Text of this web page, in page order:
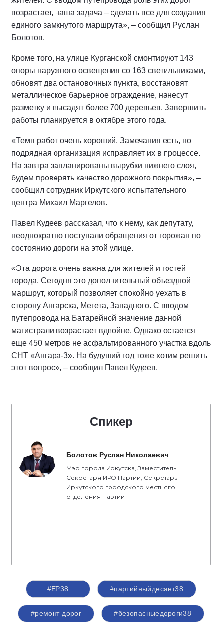
возрастает, наша задача – сделать все для создания
единого замкнутого маршрута», – сообщил Руслан
Болотов.
Кроме того, на улице Курганской смонтируют 143
опоры наружного освещения со 163 светильниками,
обновят два остановочных пункта, восстановят
металлическое барьерное ограждение, нанесут
разметку и высадят более 700 деревьев. Завершить
работы планируется в октябре этого года.
«Темп работ очень хороший. Замечания есть, но
подрядная организация исправляет их в процессе.
На завтра запланированы вырубки нижнего слоя,
будем проверять качество дорожного покрытия», –
сообщил сотрудник Иркутского испытательного
центра Михаил Маргелов.
Павел Кудеев рассказал, что к нему, как депутату,
неоднократно поступали обращения от горожан по
состоянию дороги на этой улице.
«Эта дорога очень важна для жителей и гостей
города. Сегодня это дополнительный объездной
маршрут, который позволяет спокойно уехать в
сторону Ангарска, Мегета, Западного. С вводом
путепровода на Батарейной значение данной
магистрали возрастает вдвойне. Однако остается
еще 450 метров не асфальтированного участка вдоль
СНТ «Ангара-3». На будущий год тоже хотим решить
этот вопрос», – сообщил Павел Кудеев.
Спикер
Болотов Руслан Николаевич
Мэр города Иркутска, Заместитель
Секретаря ИРО Партии, Секретарь
Иркутского городского местного
отделения Партии
#ЕР38 #партийныйдесант38
#ремонт дорог #безопасныедороги38